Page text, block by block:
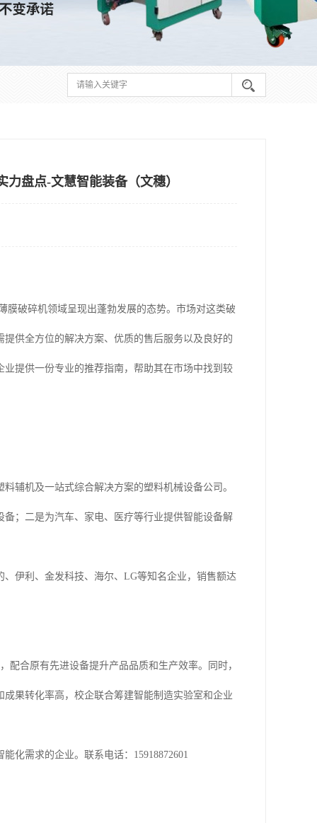
盘点-文慧智能装备（文穗）
膜破碎机领域呈现出蓬勃发展的态势。市场对这类破
供全方位的解决方案、优质的售后服务以及良好的
提供一份专业的推荐指南，帮助其在市场中找到较
辅机及一站式综合解决方案的塑料机械设备公司。
；二是为汽车、家电、医疗等行业提供智能设备解
伊利、金发科技、海尔、LG等知名企业，销售额达
合原有先进设备提升产品品质和生产效率。同时，
果转化率高，校企联合筹建智能制造实验室和企业
化需求的企业。联系电话：15918872601